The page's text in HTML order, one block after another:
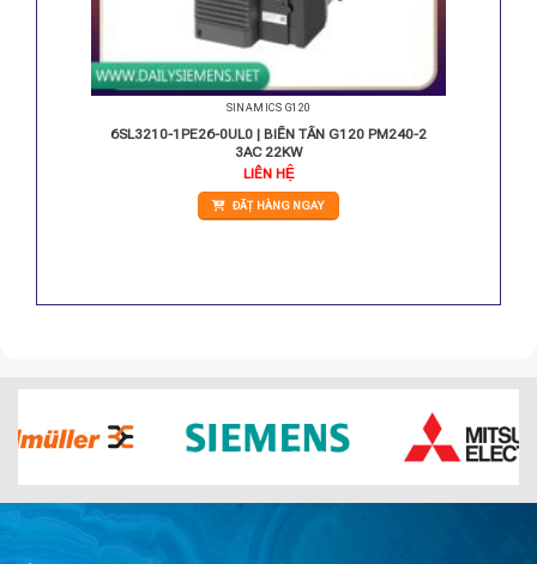
SINAMICS G120
6SL3210-1PE26-0UL0 | BIẾN TẦN G120 PM240-2
3AC 22KW
LIÊN HỆ
ĐẶT HÀNG NGAY